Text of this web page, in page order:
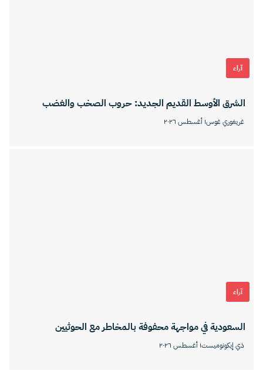
آراء
الشرق الأوسط القديم الجديد: حروب الصخب والغضب
غريغوري غوس١ أغسطس ٢٠٢٦
آراء
السعودية في مواجهة محفوفة بالمخاطر مع الحوثيين
ذي إيكونوميست١ أغسطس ٢٠٢٦